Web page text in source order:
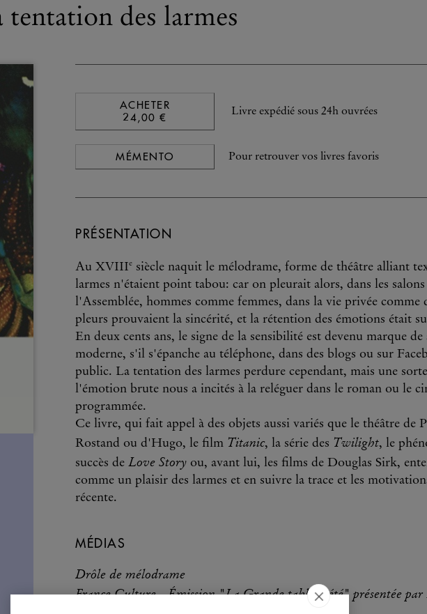
des larmes
ACHETER
24,00 €
Livre expédié sous 24h ouvrées
MÉMENTO Pour retrouver vos livres favoris
PRÉSENTATION
Au XVIIIe siècle naquit le mélodrame, forme de théâtre alliant
larmes n'étaient point tabou: car on pleurait alors, dans les
l'Assemblée, hommes comme femmes, dans la vie privée comme
pleurs prouvaient la sincérité, et la rétention des émotions était
En deux cents ans, le signe de la sensibilité est devenu marque
moderne, s'il s'épanche au téléphone, dans des blogs ou sur
public. La tentation des larmes perdure cependant, mais une
l'émotion brute nous a incités à la reléguer dans le roman ou le
programmée.
Ce livre, qui fait appel à des objets aussi variés que le théâtre de
Rostand ou d'Hugo, le film Titanic, la série des Twilight, le
succès de Love Story ou, avant lui, les films de Douglas Sirk,
comme un plaisir des larmes et en suivre la trace et les
récente.
MÉDIAS
Drôle de mélodrame
France Culture - Émission "La Grande table d'été" présentée par